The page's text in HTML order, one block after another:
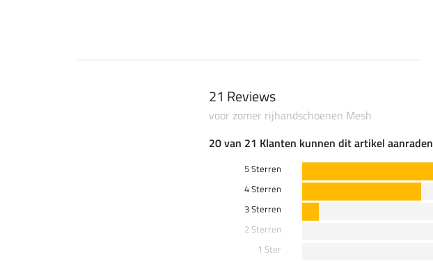
21 Reviews
voor zomer rijhandschoenen Mesh
20 van 21 Klanten kunnen dit artikel aanraden
5 Sterren
4 Sterren
3 Sterren
2 Sterren
1 Ster